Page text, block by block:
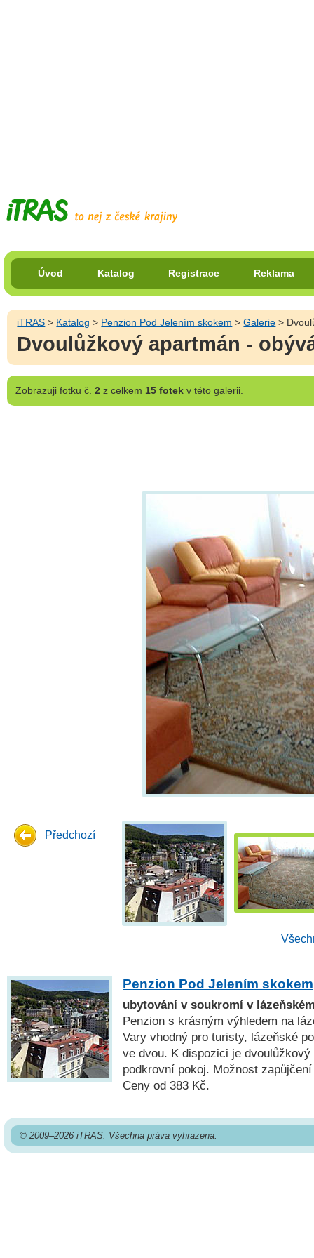
Úvod Katalog Registrace Reklama
iTRAS > Katalog > Penzion Pod Jelením skokem >Galerie >
Dvoulůžkový apartmán -
Zobrazujifotku č. 2 z celkem 15 fotekv této galerii.
Předchozí
Penzion Pod Jelením skokem
ubytování v soukromí v
Penzion s krásným výhledem na
Vary vhodný pro turisty, lázeňské
ve dvou. K dispozici je
podkrovní pokoj. Možnost
Ceny od 383 Kč.
© 2009–2026 iTRAS. Všechna práva vyhrazena.